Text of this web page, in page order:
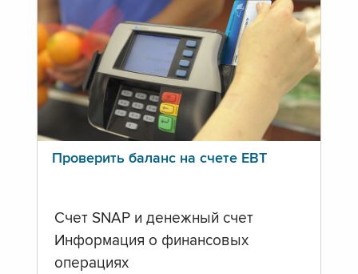
Проверить баланс на счете ЕВТ
Счет SNAP и денежный счет
Информация о финансовых
операциях